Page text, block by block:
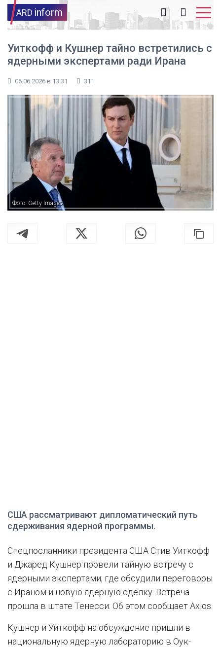
ARD inform
Уиткофф и Кушнер тайно встретились с
ядерными экспертами ради Ирана
06.06.2026 в 13:31 311
Фото: Getty Images
США рассматривают дипломатический путь
сдерживания ядерной программы.
Спецпосланники президента США Стив Уиткофф
и Джаред Кушнер провели тайную встречу с
ядерными экспертами, где обсудили переговоры
с Ираном и новую ядерную сделку. Встреча
прошла в штате Тенесси. Об этом сообщает Axios.
Кушнер и Уиткофф на обсуждение пришли в
национальную ядерную лабораторию в Оук-